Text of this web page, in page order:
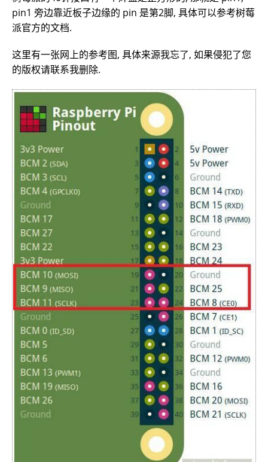
pin1 旁边靠近板子边缘的 pin 是第2脚, 具体可以参考树莓
派官方的文档.
这里有一张网上的参考图, 具体来源我忘了, 如果侵犯了您
的版权请联系我删除.